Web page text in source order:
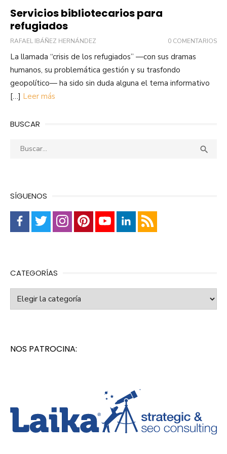
Servicios bibliotecarios para
refugiados
RAFAEL IBÁÑEZ HERNÁNDEZ 0 COMENTARIOS
La llamada “crisis de los refugiados” —con sus dramas
humanos, su problemática gestión y su trasfondo
geopolítico— ha sido sin duda alguna el tema informativo
[…] Leer más
BUSCAR
Buscar: 
SÍGUENOS
CATEGORÍAS
Categorías
NOS PATROCINA: